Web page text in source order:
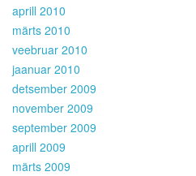
aprill 2010
märts 2010
veebruar 2010
jaanuar 2010
detsember 2009
november 2009
september 2009
aprill 2009
märts 2009